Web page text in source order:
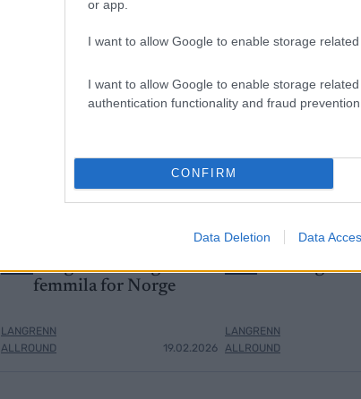
or app.
I want to allow Google to enable storage related
I want to allow Google to enable storage
authentication functionality and fraud
CONFIRM
Data Deletion Data
Går for sitt sjette strake
OL-gull – disse går OL-
femmila for Norge
LANGRENN
ALLROUND
19.02.2026
Disse går
for Norge
LANGRENN
ALLROUND